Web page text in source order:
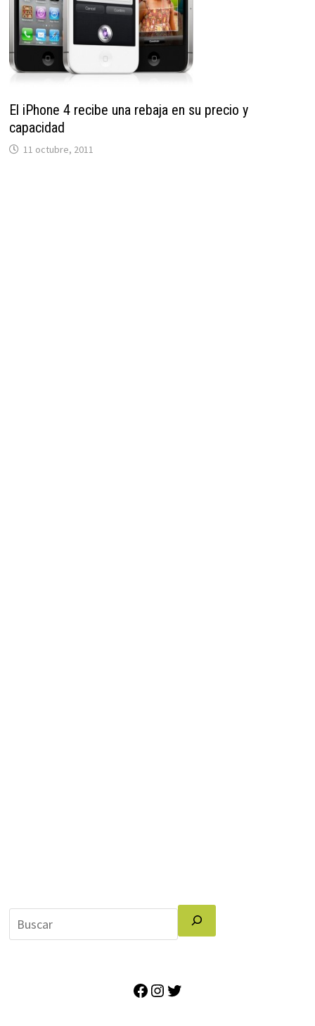
El iPhone 4 recibe una rebaja en su precio y
capacidad
11 octubre, 2011
Facebook
Instagram